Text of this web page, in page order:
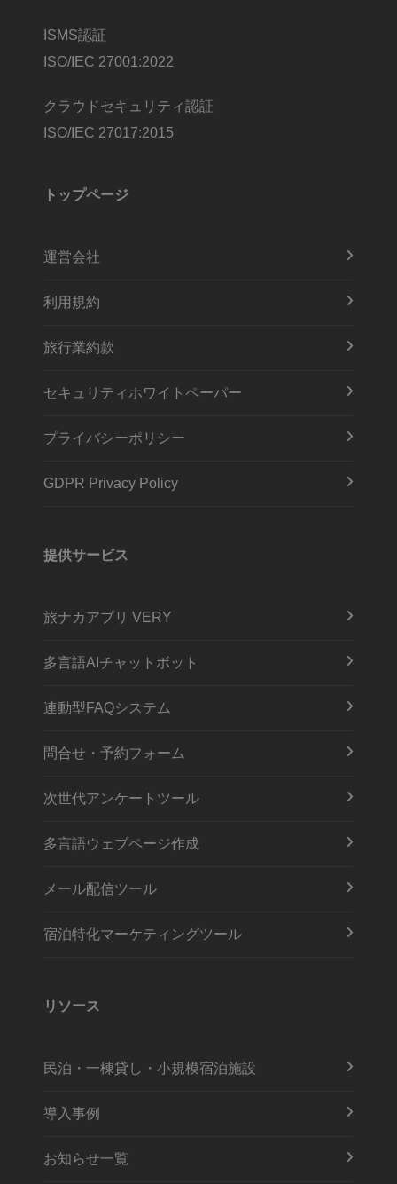
ISMS認証
ISO/IEC 27001:2022
クラウドセキュリティ認証
ISO/IEC 27017:2015
トップページ
運営会社
利用規約
旅行業約款
セキュリティホワイトペーパー
プライバシーポリシー
GDPR Privacy Policy
提供サービス
旅ナカアプリ VERY
多言語AIチャットボット
連動型FAQシステム
問合せ・予約フォーム
次世代アンケートツール
多言語ウェブページ作成
メール配信ツール
宿泊特化マーケティングツール
リソース
民泊・一棟貸し・小規模宿泊施設
導入事例
お知らせ一覧